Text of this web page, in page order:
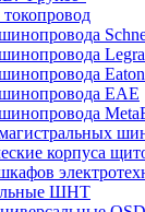
EAE
корпуса
ШНТ